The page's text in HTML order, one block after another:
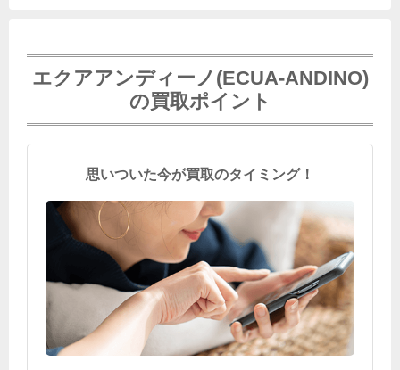
エクアアンディーノ(ECUA-ANDINO)
の買取ポイント
思いついた今が買取のタイミング！